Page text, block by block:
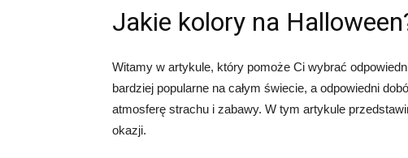
Jakie kolory na
Witamy w artykule, który pomoże Ci wybrać
bardziej popularne na całym świecie, a odpowiedni
atmosferę strachu i zabawy. W tym artykule
okazji.